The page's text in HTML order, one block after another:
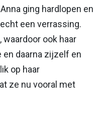
ging hardlopen en
een verrassing.
ook haar
en daarna zijzelf en
op haar
ze nu vooral met